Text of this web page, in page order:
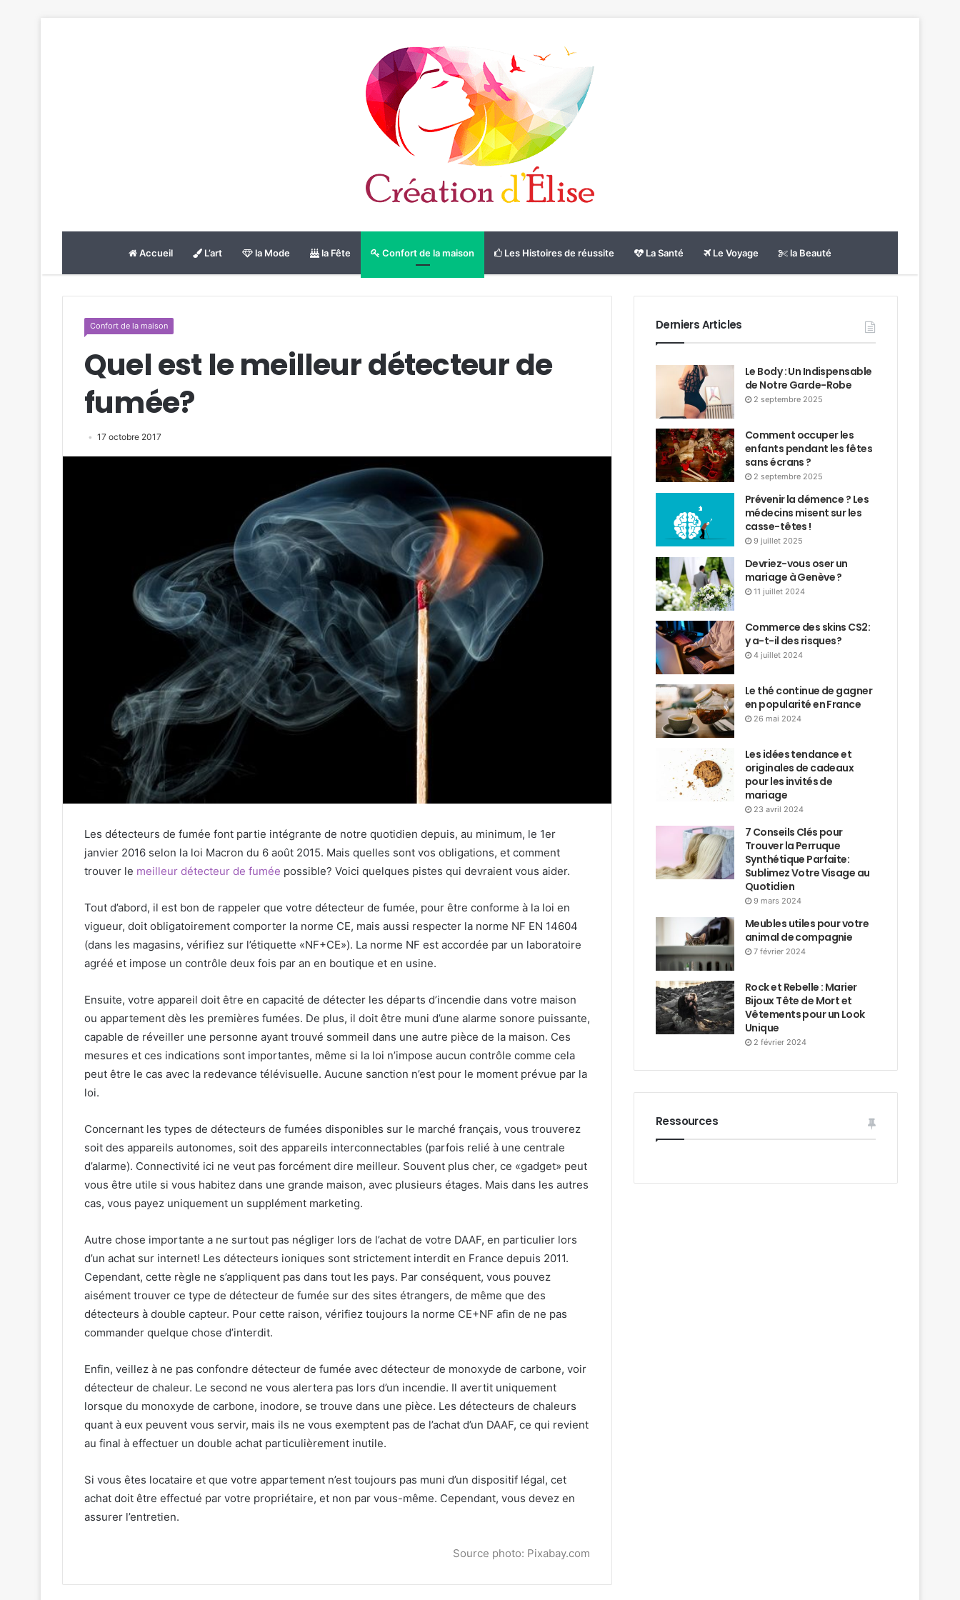
Accueil L’art la Mode la Fête Confort de la maison Les Histoires de réussite La Santé Le Voyage la Beauté
Confort de la maison
Quel est le meilleur détecteur de
fumée?
17 octobre 2017
Les détecteurs de fumée font partie intégrante de notre quotidien depuis, au minimum, le 1er
janvier 2016 selon la loi Macron du 6 août 2015. Mais quelles sont vos obligations, et comment
trouver le meilleur détecteur de fumée possible? Voici quelques pistes qui devraient vous aider.
Tout d’abord, il est bon de rappeler que votre détecteur de fumée, pour être conforme à la loi en
vigueur, doit obligatoirement comporter la norme CE, mais aussi respecter la norme NF EN 14604
(dans les magasins, vérifiez sur l’étiquette «NF+CE»). La norme NF est accordée par un laboratoire
agréé et impose un contrôle deux fois par an en boutique et en usine.
Ensuite, votre appareil doit être en capacité de détecter les départs d’incendie dans votre maison
ou appartement dès les premières fumées. De plus, il doit être muni d’une alarme sonore puissante,
capable de réveiller une personne ayant trouvé sommeil dans une autre pièce de la maison. Ces
mesures et ces indications sont importantes, même si la loi n’impose aucun contrôle comme cela
peut être le cas avec la redevance télévisuelle. Aucune sanction n’est pour le moment prévue par la
loi.
Concernant les types de détecteurs de fumées disponibles sur le marché français, vous trouverez
soit des appareils autonomes, soit des appareils interconnectables (parfois relié à une centrale
d’alarme). Connectivité ici ne veut pas forcément dire meilleur. Souvent plus cher, ce «gadget» peut
vous être utile si vous habitez dans une grande maison, avec plusieurs étages. Mais dans les autres
cas, vous payez uniquement un supplément marketing.
Autre chose importante a ne surtout pas négliger lors de l’achat de votre DAAF, en particulier lors
d’un achat sur internet! Les détecteurs ioniques sont strictement interdit en France depuis 2011.
Cependant, cette règle ne s’appliquent pas dans tout les pays. Par conséquent, vous pouvez
aisément trouver ce type de détecteur de fumée sur des sites étrangers, de même que des
détecteurs à double capteur. Pour cette raison, vérifiez toujours la norme CE+NF afin de ne pas
commander quelque chose d’interdit.
Enfin, veillez à ne pas confondre détecteur de fumée avec détecteur de monoxyde de carbone, voir
détecteur de chaleur. Le second ne vous alertera pas lors d’un incendie. Il avertit uniquement
lorsque du monoxyde de carbone, inodore, se trouve dans une pièce. Les détecteurs de chaleurs
quant à eux peuvent vous servir, mais ils ne vous exemptent pas de l’achat d’un DAAF, ce qui revient
au final à effectuer un double achat particulièrement inutile.
Si vous êtes locataire et que votre appartement n’est toujours pas muni d’un dispositif légal, cet
achat doit être effectué par votre propriétaire, et non par vous-même. Cependant, vous devez en
assurer l’entretien.
Source photo: Pixabay.com
Derniers Articles
Le Body : Un Indispensable
de Notre Garde-Robe
2 septembre 2025
Comment occuper les
enfants pendant les fêtes
sans écrans ?
2 septembre 2025
Prévenir la démence ? Les
médecins misent sur les
casse-têtes !
9 juillet 2025
Devriez-vous oser un
mariage à Genève ?
11 juillet 2024
Commerce des skins CS2:
y a-t-il des risques?
4 juillet 2024
Le thé continue de gagner
en popularité en France
26 mai 2024
Les idées tendance et
originales de cadeaux
pour les invités de
mariage
23 avril 2024
7 Conseils Clés pour
Trouver la Perruque
Synthétique Parfaite:
Sublimez Votre Visage au
Quotidien
9 mars 2024
Meubles utiles pour votre
animal de compagnie
7 février 2024
Rock et Rebelle : Marier
Bijoux Tête de Mort et
Vêtements pour un Look
Unique
2 février 2024
Ressources